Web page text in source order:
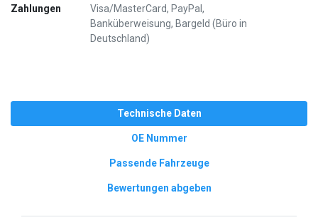
Zahlungen
Visa/MasterCard, PayPal,
Banküberweisung, Bargeld (Büro in
Deutschland)
Technische Daten
OE Nummer
Passende Fahrzeuge
Bewertungen abgeben